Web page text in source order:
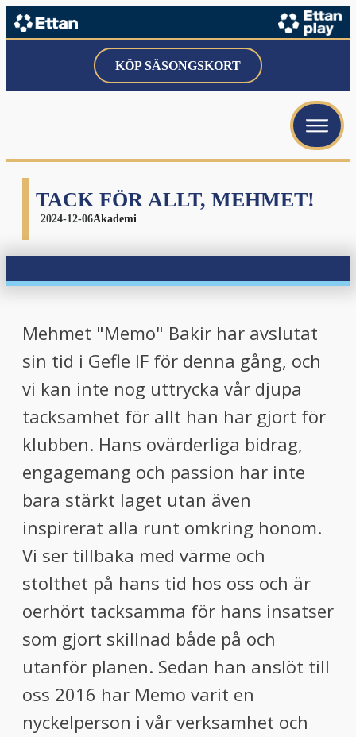
KÖP SÄSONGSKORT
TACK FÖR ALLT, MEHMET!
2024-12-06Akademi
Mehmet "Memo" Bakir har avslutat
sin tid i Gefle IF för denna gång, och
vi kan inte nog uttrycka vår djupa
tacksamhet för allt han har gjort för
klubben. Hans ovärderliga bidrag,
engagemang och passion har inte
bara stärkt laget utan även
inspirerat alla runt omkring honom.
Vi ser tillbaka med värme och
stolthet på hans tid hos oss och är
oerhört tacksamma för hans insatser
som gjort skillnad både på och
utanför planen. Sedan han anslöt till
oss 2016 har Memo varit en
nyckelperson i vår verksamhet och